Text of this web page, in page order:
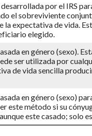
desarrollada por el IRS
el sobreviviente
expectativa de vida.
elegido.
en género (sexo).
ser utilizada por
de vida sencilla
en género (sexo)
este método si su
este casado; solo